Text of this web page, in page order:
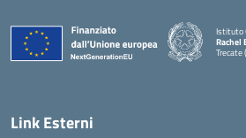
Istituto
Rachel
Trecate
Link Esterni